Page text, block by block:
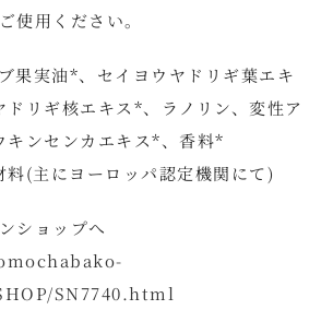
使用ください。
果実油*、セイヨウヤドリギ葉エキ
リギ核エキス*、ラノリン、変性ア
キンセンカエキス*、香料*
(主にヨーロッパ認定機関にて)
ショップへ
SN7740.html